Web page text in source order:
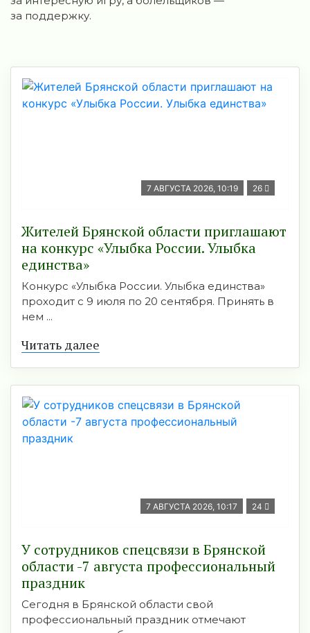
за поддержку.
7 АВГУСТА 2026, 10:19 26
Жителей Брянской области приглашают
на конкурс «Улыбка России. Улыбка
единства»
Конкурс «Улыбка России. Улыбка единства»
проходит с 9 июля по 20 сентября. Принять в
нем ...
Читать далее
7 АВГУСТА 2026, 10:17 24
У сотрудников спецсвязи в Брянской
области -7 августа профессиональный
праздник
Сегодня в Брянской области свой
профессиональный праздник отмечают